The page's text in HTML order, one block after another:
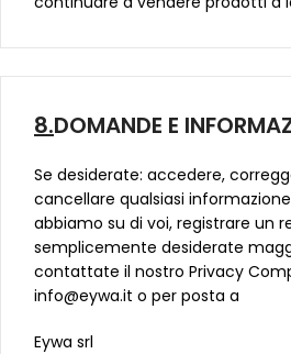
8.DOMANDE E
Se desiderate: accedere,
cancellare qualsiasi
abbiamo su di voi, registrare un
semplicemente desiderate
contattate il nostro Privacy
info@eywa.it o per posta a
Eywa srl